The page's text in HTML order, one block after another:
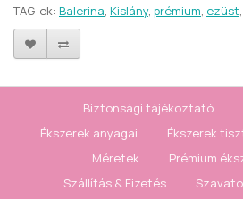
TAG-ek: Balerina, Kislány, prémium, ezüst,
Biztonsági tájékoztató
Ékszerek anyagai
Ékszerek
Méretek
Prémium
Szállítás & Fizetés